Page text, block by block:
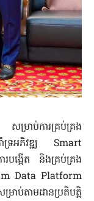
ម្រាប់ការគ្រប់គ្រង
រអភិវឌ្ឍ Smart
ង្កើត និងគ្រប់គ្រង
Data Platform
ប់តាមដានប្រតិបត្តិ